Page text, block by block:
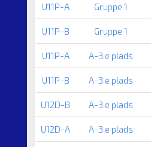
U11P-A Gruppe 1
U11P-B Gruppe 1
U11P-A A-3.e plads
U11P-B A-3.e plads
U12D-B A-3.e plads
U12D-A A-3.e plads